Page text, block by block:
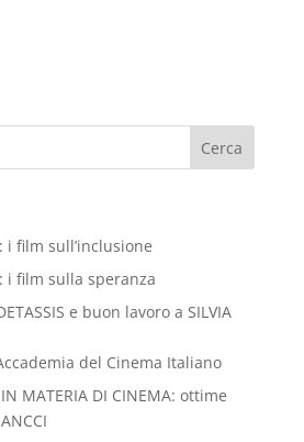
Cerca
i film sull’inclusione
i film sulla speranza
e buon lavoro a SILVIA
del Cinema Italiano
MATERIA DI CINEMA: ottime